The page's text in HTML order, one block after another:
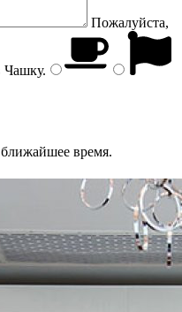
Пожалуйста,
Чашку.
время.